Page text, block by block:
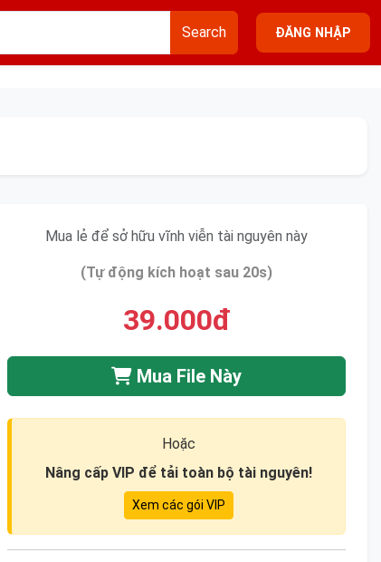
Search ĐĂNG NHẬP
Mua lẻ để sở hữu vĩnh viễn tài nguyên này
(Tự động kích hoạt sau 20s)
39.000đ
Mua File Này
Hoặc
Nâng cấp VIP để tải toàn bộ tài nguyên!
Xem các gói VIP